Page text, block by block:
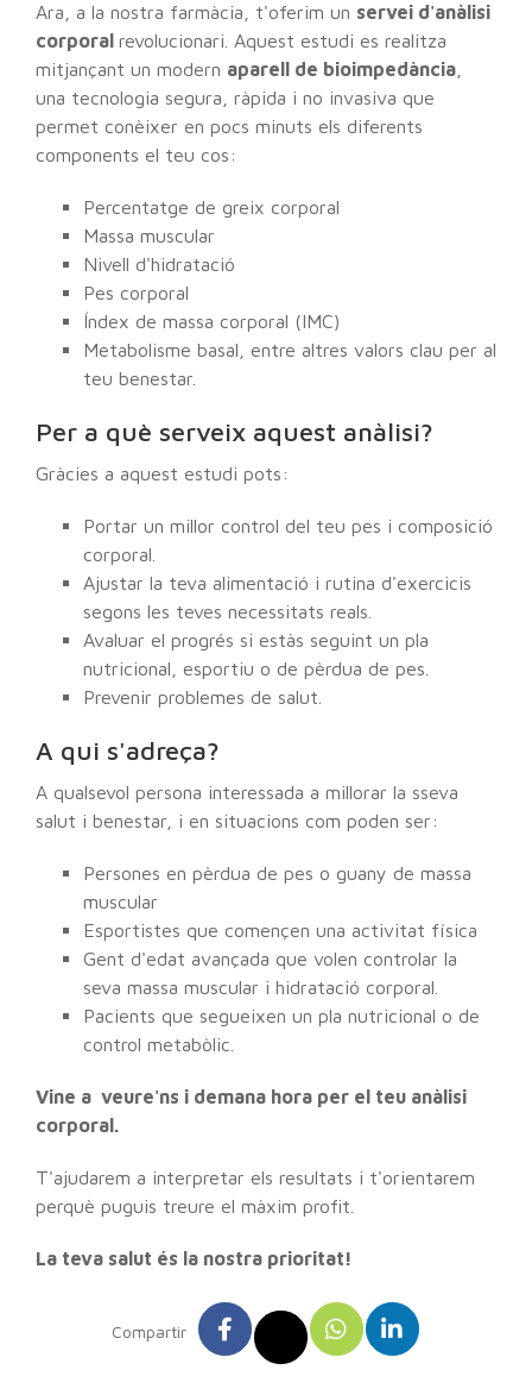
Ara, a la nostra farmàcia, t'oferim un servei d'anàlisi
corporal revolucionari. Aquest estudi es realitza
mitjançant un modern aparell de bioimpedància
una tecnologia segura, ràpida i no invasiva que
permet conèixer en pocs minuts els diferents
components el teu cos:
Percentatge de greix corporal
Massa muscular
Nivell d'hidratació
Pes corporal
Índex de massa corporal (IMC)
Metabolisme basal, entre altres valors clau per al
teu benestar.
Per a què serveix aquest anàlisi?
Gràcies a aquest estudi pots:
Portar un millor control del teu pes i composició
corporal.
Ajustar la teva alimentació i rutina d'exercicis
segons les teves necessitats reals.
Avaluar el progrés si estàs seguint un pla
nutricional, esportiu o de pèrdua de pes.
Prevenir problemes de salut.
A qui s'adreça?
A qualsevol persona interessada a millorar la sseva
salut i benestar, i en situacions com poden ser:
Persones en pèrdua de pes o guany de massa
muscular
Esportistes que començen una activitat física
Gent d'edat avançada que volen controlar la
seva massa muscular i hidratació corporal.
Pacients que segueixen un pla nutricional o de
control metabòlic.
Vine a veure'ns i demana hora per el teu anàlisi
corporal.
T'ajudarem a interpretar els resultats i t'orientarem
perquè puguis treure el màxim profit.
La teva salut és la nostra prioritat!
Compartir